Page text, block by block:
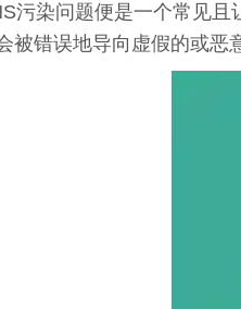
污染问题便是一个常见
被错误地导向虚假的或恶